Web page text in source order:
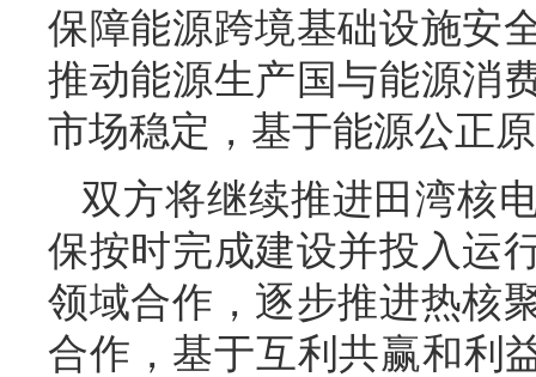
保障能源跨境基础设施安
推动能源生产国与能源消
市场稳定，基于能源公正
双方将继续推进田湾核
保按时完成建设并投入运
领域合作，逐步推进热核
合作，基于互利共赢和利